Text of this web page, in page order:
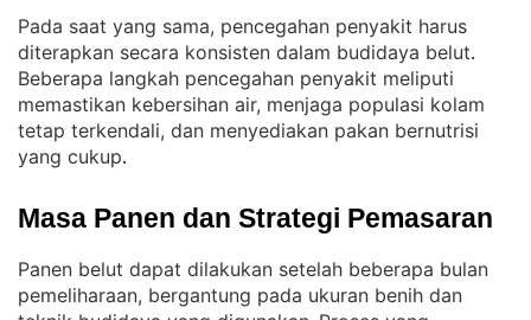
Pada saat yang sama, pencegahan penyakit harus
diterapkan secara konsisten dalam budidaya belut
Beberapa langkah pencegahan penyakit meliputi
memastikan kebersihan air, menjaga populasi kolam
tetap terkendali, dan menyediakan pakan bernutrisi
yang cukup.
Masa Panen dan Strategi Pemasaran
Panen belut dapat dilakukan setelah beberapa bulan
pemeliharaan, bergantung pada ukuran benih dan